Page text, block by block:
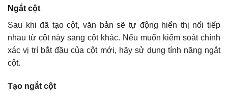
Ngắt cột
Sau khi đã tạo cột, văn bản sẽ tự động hiển thị nối tiếp
nhau từ cột này sang cột khác. Nếu muốn kiểm soát chính
xác vị trí bắt đầu của cột mới, hãy sử dụng tính năng ngắt
cột.
Tạo ngắt cột